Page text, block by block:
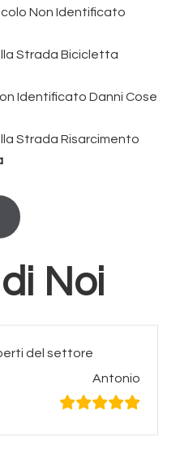
Non Identificato
Strada Bicicletta
Identificato Danni Cose
Strada Risarcimento
Noi
del settore
Antonio